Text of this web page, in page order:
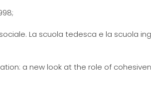
La scuola tedesca e la scuola
a new look at the role of